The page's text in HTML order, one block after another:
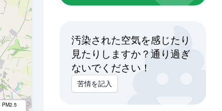
PM2.5
汚染された空気を感じたり
見たりしますか？通り過ぎ
ないでください！
苦情を記入